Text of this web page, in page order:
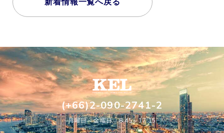
(+66)2-090-2741-2
月曜日～金曜日 8:45～17:15